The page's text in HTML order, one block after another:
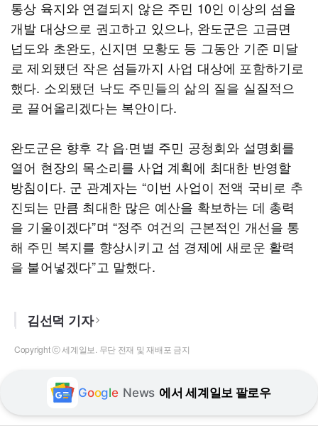
통상 육지와 연결되지 않은 주민 10인 이상의 섬을
개발 대상으로 권고하고 있으나, 완도군은 고금면
넙도와 초완도, 신지면 모황도 등 그동안 기준 미달
로 제외됐던 작은 섬들까지 사업 대상에 포함하기로
했다. 소외됐던 낙도 주민들의 삶의 질을 실질적으
로 끌어올리겠다는 복안이다.
완도군은 향후 각 읍·면별 주민 공청회와 설명회를
열어 현장의 목소리를 사업 계획에 최대한 반영할
방침이다. 군 관계자는 “이번 사업이 전액 국비로 추
진되는 만큼 최대한 많은 예산을 확보하는 데 총력
을 기울이겠다”며 “정주 여건의 근본적인 개선을 통
해 주민 복지를 향상시키고 섬 경제에 새로운 활력
을 불어넣겠다”고 말했다.
김선덕 기자
Copyright ⓒ 세계일보. 무단 전재 및 재배포 금지
Google News 에서 세계일보 팔로우